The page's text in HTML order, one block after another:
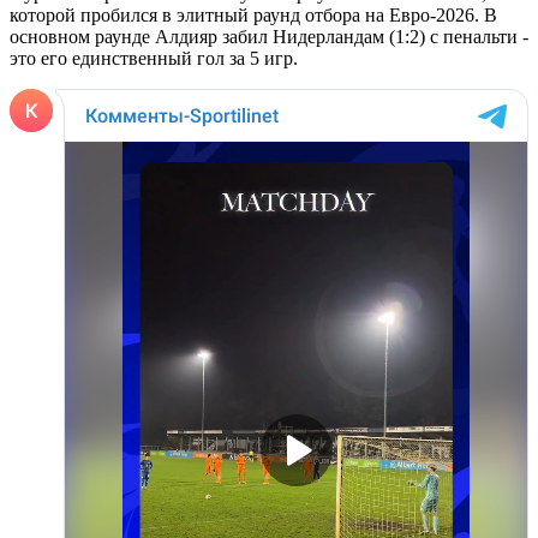
которой пробился в элитный раунд отбора на Евро-2026. В
основном раунде Алдияр забил Нидерландам (1:2) с пенальти -
это его единственный гол за 5 игр.